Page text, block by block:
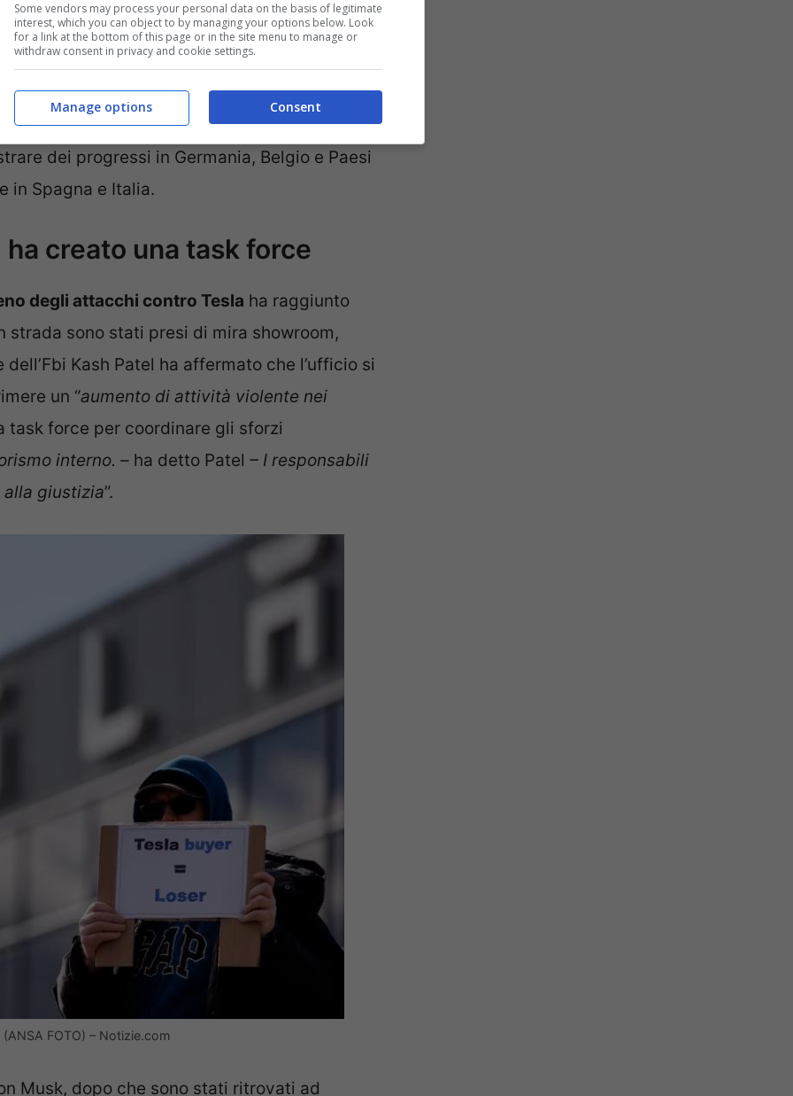
(Acea) ha parlato anche del fatto che
delle vendite. Solo a febbraio, le vendite
i modelli ibridi (con motore elettrico e
sempre più il mercato europeo. Le auto
dei progressi in Germania, Belgio e Paesi
in Spagna e Italia.
creato una task force
degli attacchi contro Tesla ha raggiunto
sono stati presi di mira showroom,
Kash Patel ha affermato che l’ufficio si
un “aumento di attività violente nei
task force per coordinare gli sforzi
interno. – ha detto Patel – I responsabili
giustizia”.
FOTO) – Notizie.com
Musk, dopo che sono stati ritrovati ad
Some vendors may process your personal data on the basis of legitimate
interest, which you can object to by managing your options below. Look
for a link at the bottom of this page or in the site menu to manage or
withdraw consent in privacy and cookie settings.
Consent
Manage options